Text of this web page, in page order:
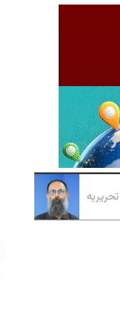
تحریریه